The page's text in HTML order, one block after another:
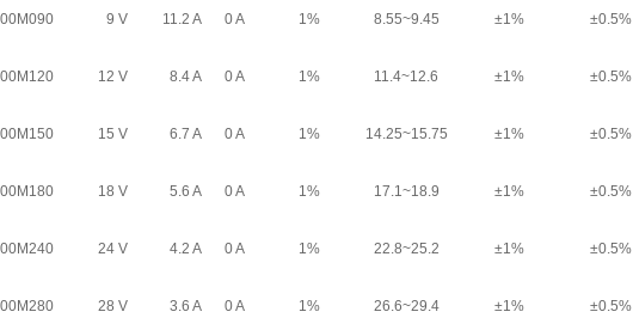
9 V 11.2 A 0 A 1% 8.55~9.45 ±1% ±0.5%
12 V 8.4 A 0 A 1% 11.4~12.6 ±1% ±0.5%
15 V 6.7 A 0 A 1% 14.25~15.75 ±1% ±0.5%
18 V 5.6 A 0 A 1% 17.1~18.9 ±1% ±0.5%
24 V 4.2 A 0 A 1% 22.8~25.2 ±1% ±0.5%
28 V 3.6 A 0 A 1% 26.6~29.4 ±1% ±0.5%